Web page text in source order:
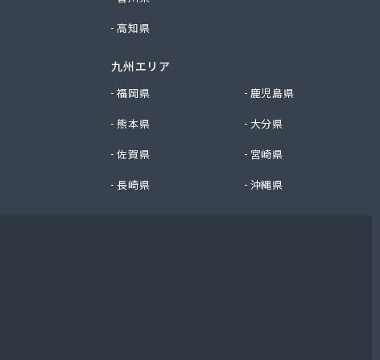
高知県
九州エリア
福岡県
鹿児島県
熊本県
大分県
佐賀県
宮崎県
長崎県
沖縄県